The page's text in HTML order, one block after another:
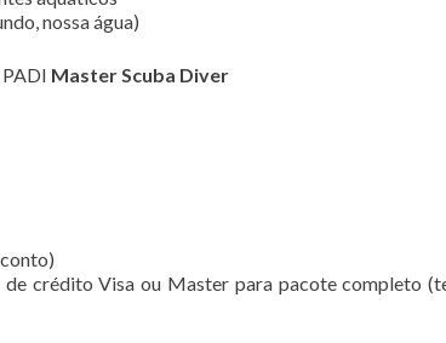
nossa água)
Master Scuba Diver
crédito Visa ou Master para pacote completo